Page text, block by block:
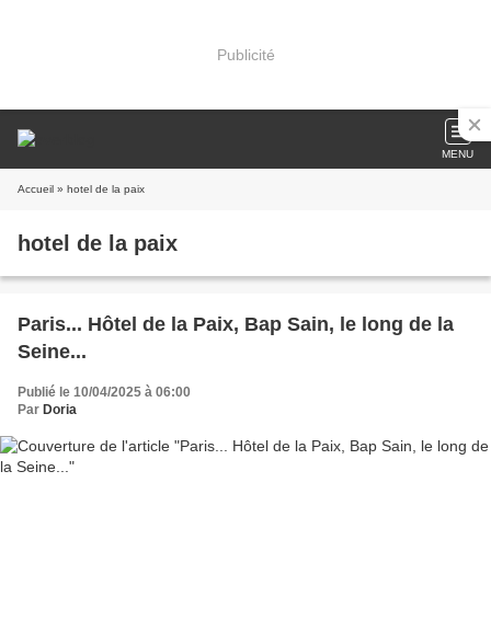
Publicité
MENU
Accueil » hotel de la paix
hotel de la paix
Paris... Hôtel de la Paix, Bap Sain, le long de la
Seine...
Publié le 10/04/2025 à 06:00
Par Doria